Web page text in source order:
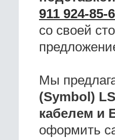
911 924-85-
со своей
Мы
(Symbol)
кабелем и
оформить